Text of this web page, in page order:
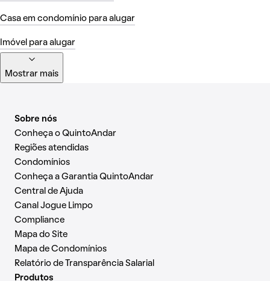
Casa em condomínio para alugar
Imóvel para alugar
Mostrar mais
Sobre nós
Conheça o QuintoAndar
Regiões atendidas
Condomínios
Conheça a Garantia QuintoAndar
Central de Ajuda
Canal Jogue Limpo
Compliance
Mapa do Site
Mapa de Condomínios
Relatório de Transparência Salarial
Produtos